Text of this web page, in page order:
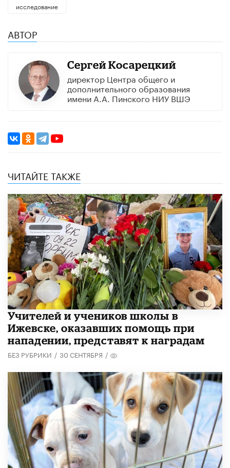
исследование
АВТОР
Сергей Косарецкий
директор Центра общего и
дополнительного образования
имени А.А. Пинского НИУ ВШЭ​
ЧИТАЙТЕ ТАКЖЕ
​Учителей и учеников школы в
Ижевске, оказавших помощь при
нападении, представят к наградам
БЕЗ РУБРИКИ / 30 СЕНТЯБРЯ /